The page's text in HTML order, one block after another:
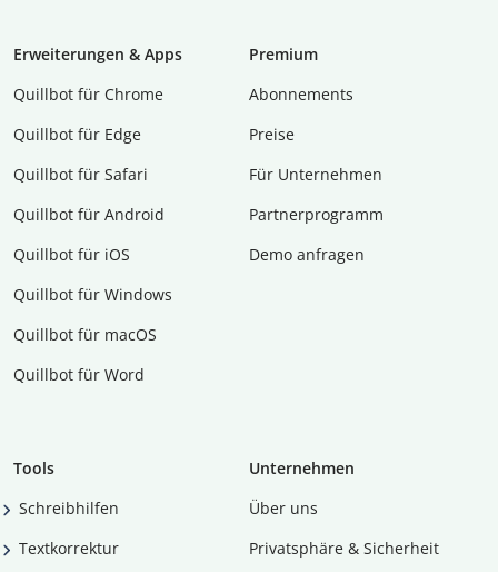
Erweiterungen & Apps
Quillbot für Chrome
Quillbot für Edge
Quillbot für Safari
Quillbot für Android
Quillbot für iOS
Quillbot für Windows
Quillbot für macOS
Quillbot für Word
Premium
Abon­ne­ments
Preise
Für Unternehmen
Partnerprogramm
Demo anfragen
Tools
Schreibhilfen
Textkorrektur
Unternehmen
Über uns
Privatsphäre & Sicherheit